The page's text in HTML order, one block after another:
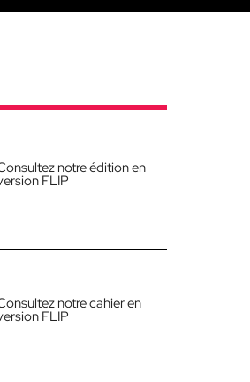
notre édition en
FLIP
notre cahier en
FLIP